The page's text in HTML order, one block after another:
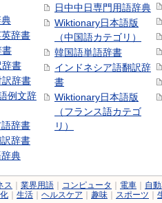
辞書
書
辞書
辞書
例文辞
辞書
辞書
典
日中中日専門用語辞典
Wiktionary日本語版
（中国語カテゴリ）
韓国語単語辞書
インドネシア語翻訳辞
書
Wiktionary日本語版
（フランス語カテゴ
リ）
ス 業界用語 コンピュータ 電車 自
生活 ヘルスケア 趣味 スポーツ